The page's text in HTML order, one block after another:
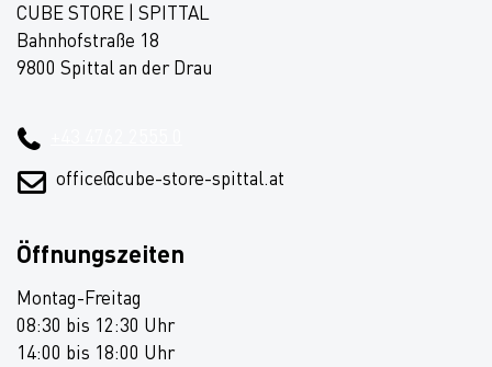
CUBE STORE | SPITTAL
Bahnhofstraße 18
9800 Spittal an der Drau
office@cube-store-spittal.at
Öffnungszeiten
Montag-Freitag
08:30 bis 12:30 Uhr
14:00 bis 18:00 Uhr